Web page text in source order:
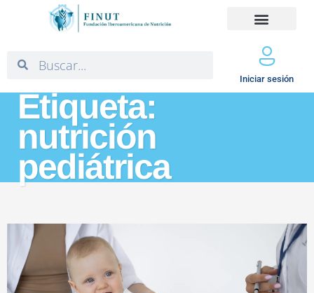
Iniciar sesión
Etiqueta:
nutrición
pediátrica